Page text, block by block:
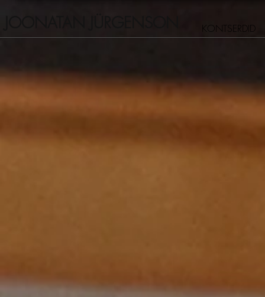
KONTSERDID